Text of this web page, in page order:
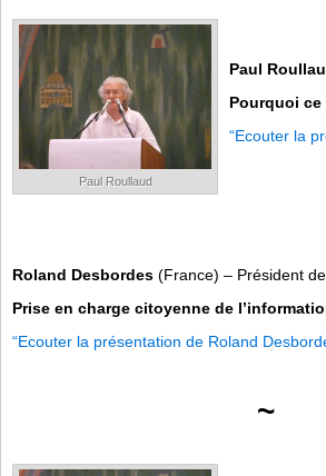
Paul Roullaud
Paul
Pourquoi
“Ecouter la
Roland Desbordes (France) – Président
Prise en charge citoyenne de
“Ecouter la présentation de Roland
~